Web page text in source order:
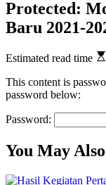
Protected:
Baru 2021-
Estimated read time
This content is
password below:
Password:
You May